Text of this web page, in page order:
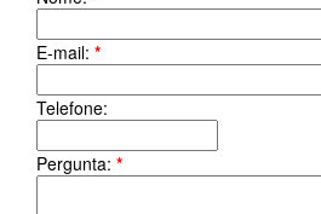
E-mail: *
Telefone:
Pergunta: *